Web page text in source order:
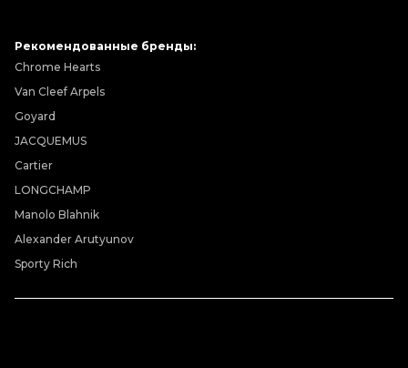
Рекомендованные бренды:
Chrome Hearts
Van Cleef Arpels
Goyard
JACQUEMUS
Cartier
LONGCHAMP
Manolo Blahnik
Alexander Arutyunov
Sporty Rich